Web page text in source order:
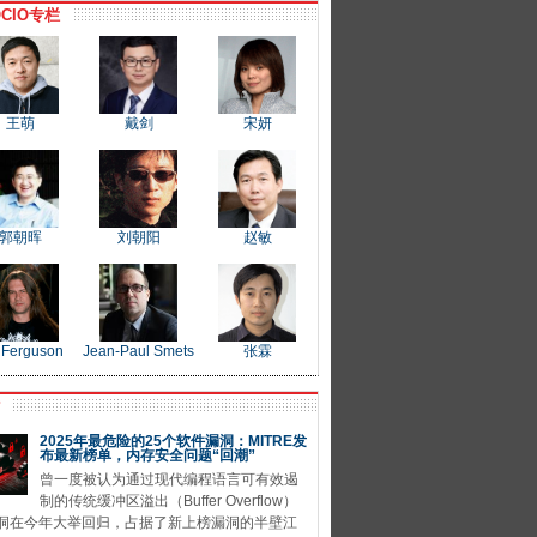
专栏
王萌 戴剑 宋妍
朝晖 刘朝阳 赵敏
Jean-Paul Smets 张霖
2025年最危险的25个软件漏洞：MITRE发
布最新榜单，内存安全问题“回潮”
曾一度被认为通过现代编程语言可有效遏
制的传统缓冲区溢出（Buffer Overflow）
在今年大举回归，占据了新上榜漏洞的半壁江